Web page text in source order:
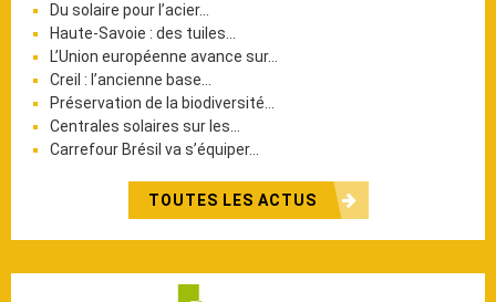
Du solaire pour l’acier…
Haute-Savoie : des tuiles…
L’Union européenne avance sur…
Creil : l’ancienne base…
Préservation de la biodiversité…
Centrales solaires sur les…
Carrefour Brésil va s’équiper…
TOUTES LES ACTUS